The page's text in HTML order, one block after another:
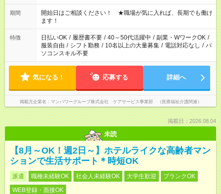
週20時間以上勤務は社会保険への加入対象となります ※労働者
派遣法（日雇い派遣の原則禁止）により、短時間・短期間の就
業はご案内が難しい場合があります
期間
開始日はご相談ください！ ★職場が気に入れば、長期でも働け
ます！
特徴 日払いOK / 履歴書不要 / 40～50代活躍中 / 副業・WワークOK /
服装自由 / シフト勤務 / 10名以上の大量募集 / 電話対応なし / パ
ソコンスキル不要
気になる！ 応募する 詳細へ
掲載元企業名 マンパワーグループ株式会社 ケアサービス事業部 （医療福祉介護関連）
掲載日：2026.08.04
未読
【8月～OK！週2日～】ホテルライクな高齢者マン
ションで生活サポート＊時短OK
派遣 職種未経験OK 社会人未経験OK 大学生歓迎
ブランクOK
WEB登録・面接OK